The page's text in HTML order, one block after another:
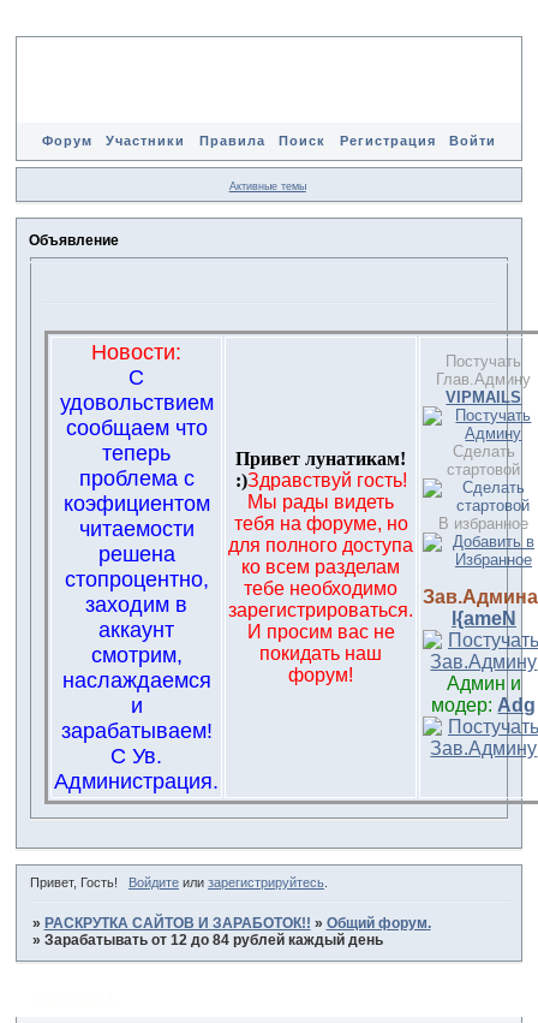
Форум Участники Правила Поиск Регистрация Войти
Активные темы
Объявление
Новости:
С
удовольствием
сообщаем что
теперь
проблема с
коэфициентом
читаемости
решена
стопроцентно,
заходим в
аккаунт
смотрим,
наслаждаемся
и
зарабатываем!
С Ув.
Администрация.
Привет лунатикам!
:)Здравствуй гость!
Мы рады видеть
тебя на форуме, но
для полного доступа
ко всем разделам
тебе необходимо
зарегистрироваться.
И просим вас не
покидать наш
форум!
Постучать
Глав.Админу
VIPMAILS
Сделать
стартовой
В избранное
l{ameN
Админ и
модер: Adg
Привет, Гость! Войдитеили зарегистрируйтесь.
» РАСКРУТКА САЙТОВ И ЗАРАБОТОК!! » Общий форум.
» Зарабатывать от 12 до 84 рублей каждый день